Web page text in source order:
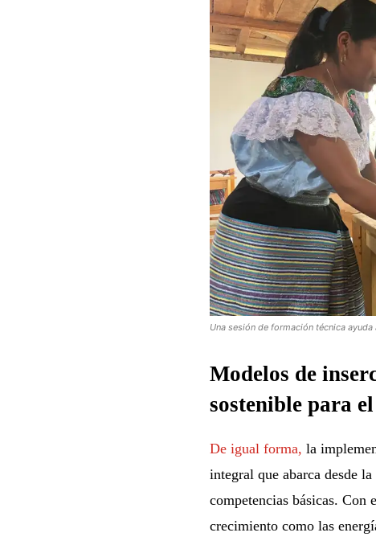
Una sesión de formación técnica
Modelos de
sostenible para
De igual forma, la
integral que abarca desde
competencias básicas. Con
crecimiento como las